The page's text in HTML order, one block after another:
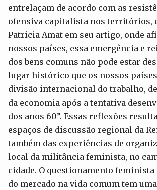
entrelaçam de acordo com as
ofensiva capitalista nos territórios,
Patricia Amat em seu artigo, onde
nossos países, essa emergência e
dos bens comuns não pode estar
lugar histórico que os nossos
divisão internacional do trabalho,
da economia após a tentativa
dos anos 60”. Essas reflexões
espaços de discussão regional da
também das experiências de
local da militância feminista, no
cidade. O questionamento feminista
do mercado na vida comum tem